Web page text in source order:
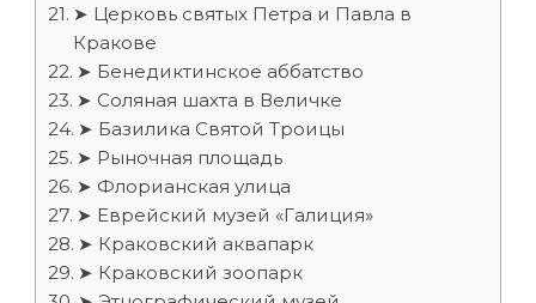
➤ Церковь святых Петра и Павла в
Кракове
➤ Бенедиктинское аббатство
➤ Соляная шахта в Величке
➤ Базилика Святой Троицы
➤ Рыночная площадь
➤ Флорианская улица
➤ Еврейский музей «Галиция»
➤ Краковский аквапарк
➤ Краковский зоопарк